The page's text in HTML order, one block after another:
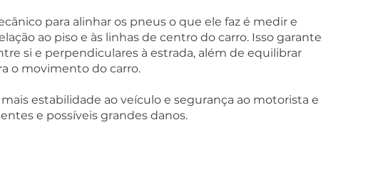
para alinhar os pneus o que ele faz é medir e
ao piso e às linhas de centro do carro. Isso garante
si e perpendiculares à estrada, além de equilibrar
o movimento do carro.
estabilidade ao veículo e segurança ao motorista e
e possíveis grandes danos.